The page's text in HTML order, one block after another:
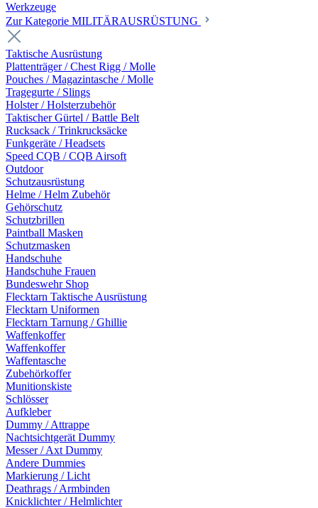
Werkzeuge
Zur Kategorie MILITÄRAUSRÜSTUNG
Taktische Ausrüstung
Plattenträger / Chest Rigg / Molle
Pouches / Magazintasche / Molle
Tragegurte / Slings
Holster / Holsterzubehör
Taktischer Gürtel / Battle Belt
Rucksack / Trinkrucksäcke
Funkgeräte / Headsets
Speed CQB / CQB Airsoft
Outdoor
Schutzausrüstung
Helme / Helm Zubehör
Gehörschutz
Schutzbrillen
Paintball Masken
Schutzmasken
Handschuhe
Handschuhe Frauen
Bundeswehr Shop
Flecktarn Taktische Ausrüstung
Flecktarn Uniformen
Flecktarn Tarnung / Ghillie
Waffenkoffer
Waffenkoffer
Waffentasche
Zubehörkoffer
Munitionskiste
Schlösser
Aufkleber
Dummy / Attrappe
Nachtsichtgerät Dummy
Messer / Axt Dummy
Andere Dummies
Markierung / Licht
Deathrags / Armbinden
Knicklichter / Helmlichter